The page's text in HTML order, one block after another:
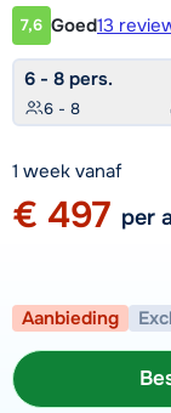
7,6 Goed13
6 - 8 pers.
6 - 8
1 week vanaf
€ 497 per
Aanbieding